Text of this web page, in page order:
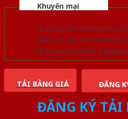
Khuyến mại
Quà tặng đồ nội thất trang trí
Giảm trực tiếp khi mua đơn
Nhiều ưu đãi lớn khi đăng ký
TẢI BẢNG GIÁ ĐĂNG
ĐĂNG KÝ TẢI